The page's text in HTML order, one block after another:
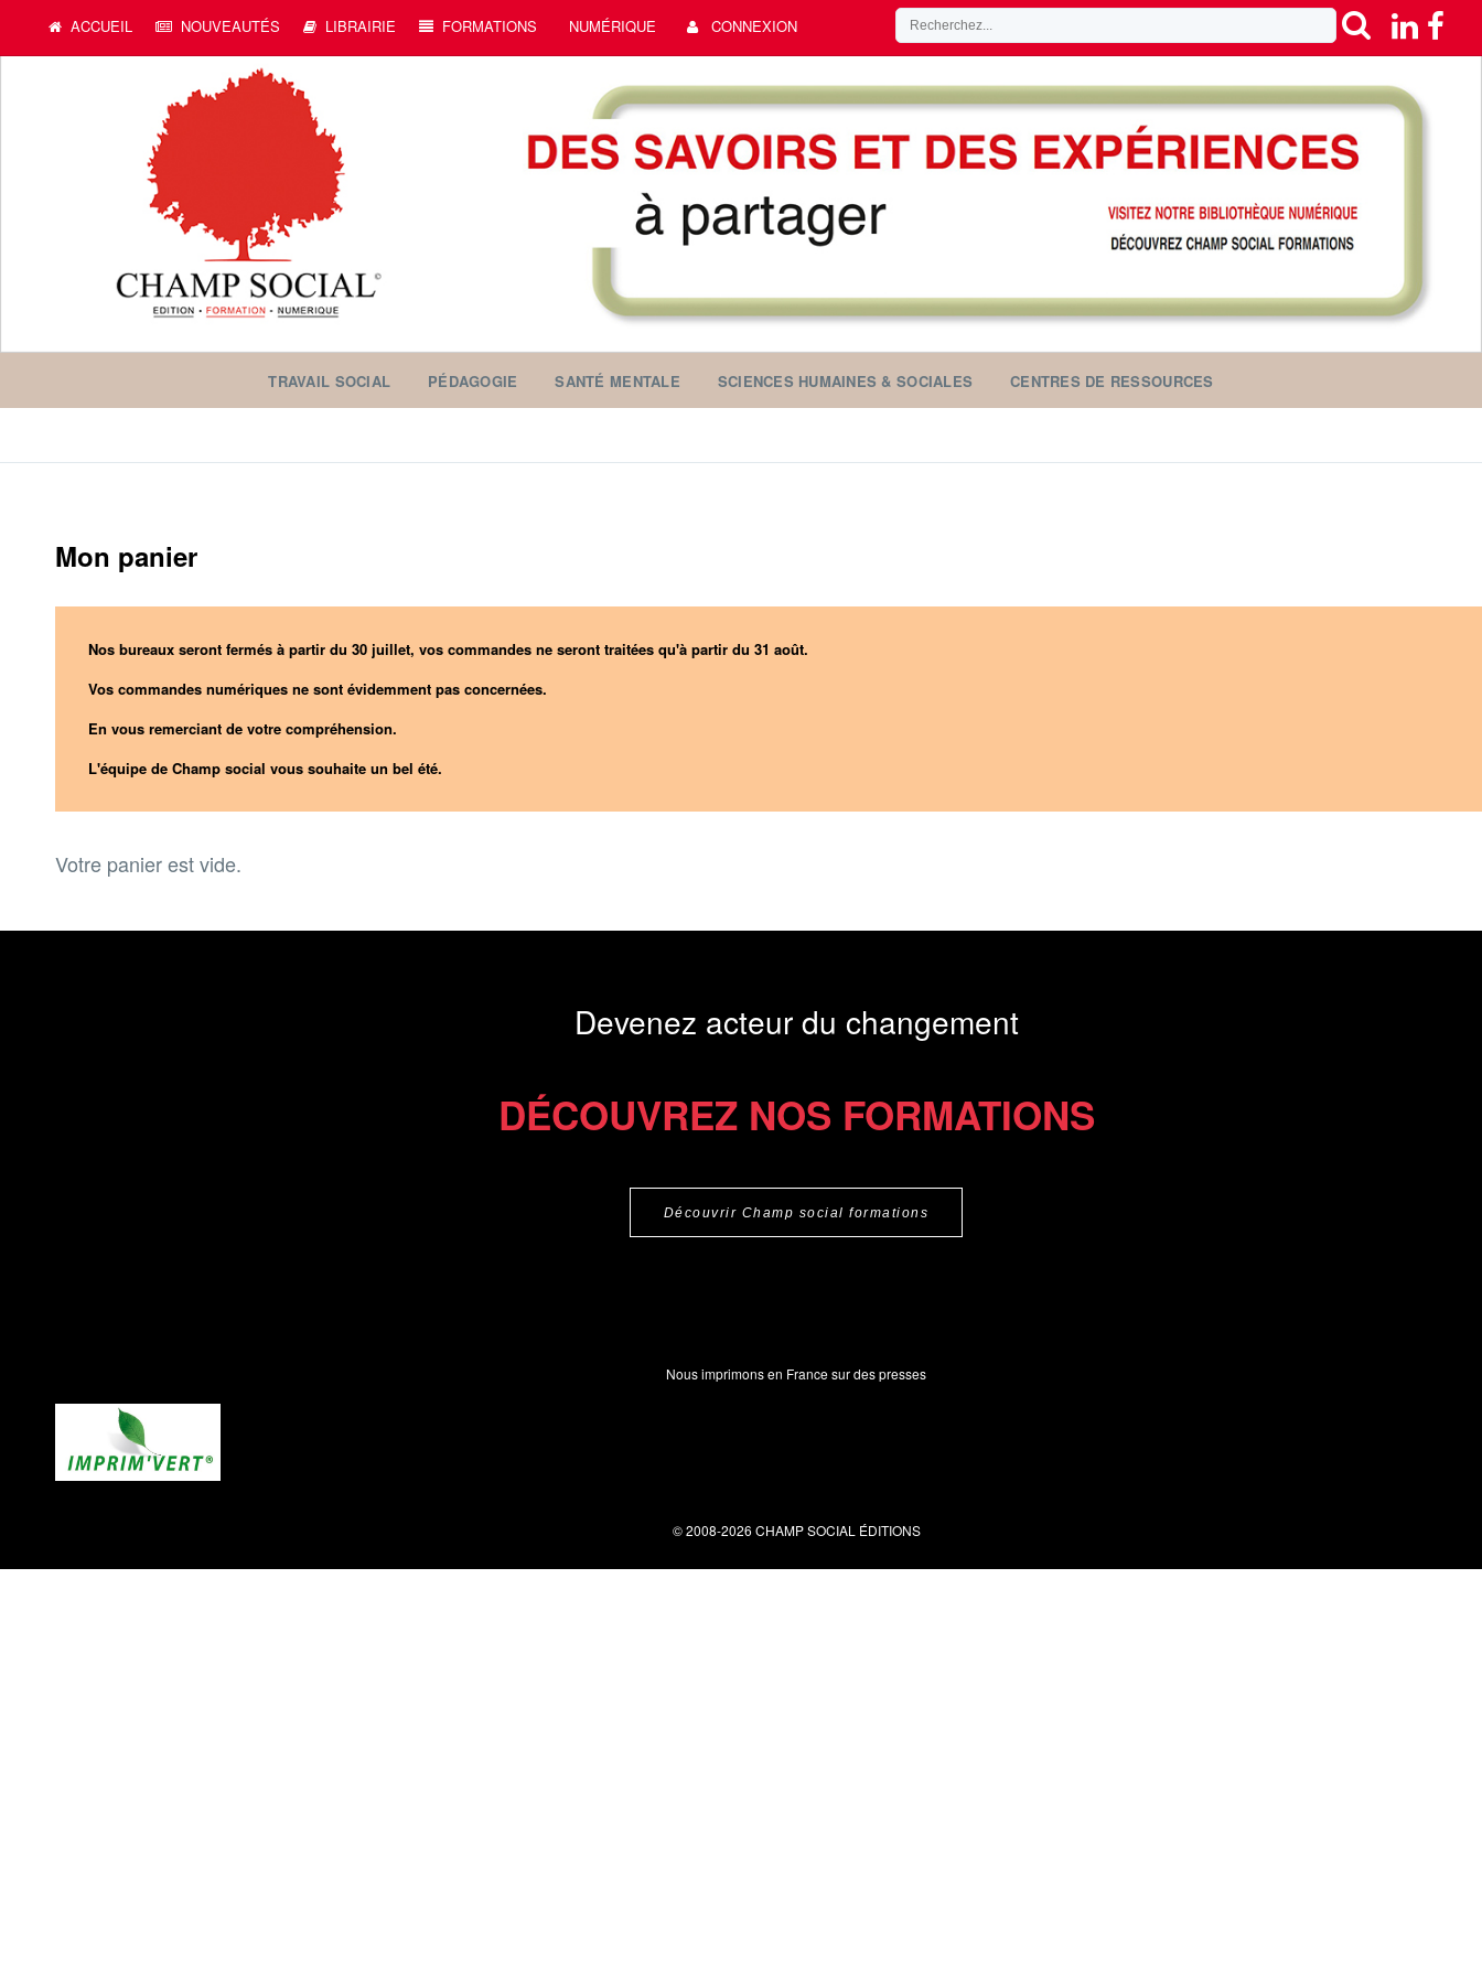
ACCUEIL NOUVEAUTÉS LIBRAIRIE FORMATIONS NUMÉRIQUE CONNEXION
TRAVAIL SOCIAL PÉDAGOGIE SANTÉ MENTALE SCIENCES HUMAINES & SOCIALES CENTRES DE RESSOURCES
Mon panier
Nos bureaux seront fermés à partir du 30 juillet, vos commandes ne seront traitées qu'à partir du 31 août.
Vos commandes numériques ne sont évidemment pas concernées.
En vous remerciant de votre compréhension.
L'équipe de Champ social vous souhaite un bel été.
Votre panier est vide.
Devenez acteur du changement
DÉCOUVREZ NOS FORMATIONS
Découvrir Champ social formations
Nous imprimons en France sur des presses
© 2008-2026 CHAMP SOCIAL ÉDITIONS